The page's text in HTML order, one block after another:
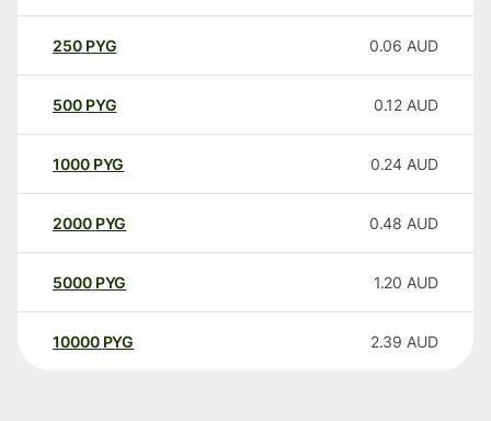
250 PYG 0.06 AUD
500 PYG 0.12 AUD
1000 PYG 0.24 AUD
2000 PYG 0.48 AUD
5000 PYG 1.20 AUD
10000 PYG 2.39 AUD